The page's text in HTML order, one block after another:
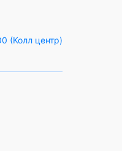
(Колл центр)